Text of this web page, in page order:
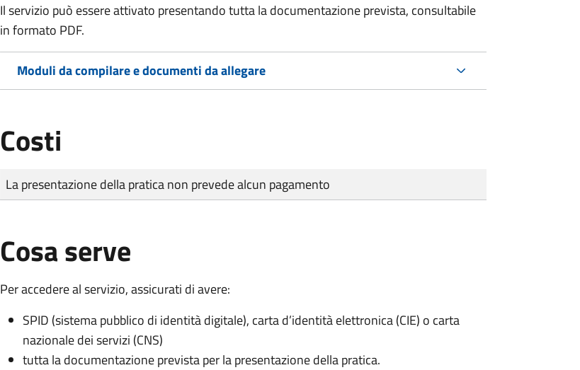
Il servizio può essere attivato presentando tutta la documentazione prevista, consultabile
in formato PDF.
Moduli da compilare e documenti da allegare
Costi
Tipo di pagamento
Importo
La presentazione della pratica non prevede alcun pagamento
Cosa serve
Per accedere al servizio, assicurati di avere:
SPID (sistema pubblico di identità digitale), carta d’identità elettronica (CIE) o carta
nazionale dei servizi (CNS)
tutta la documentazione prevista per la presentazione della pratica.